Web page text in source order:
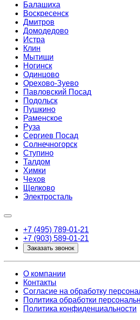
Балашиха
Воскресенск
Дмитров
Домодедово
Истра
Клин
Мытищи
Ногинск
Одинцово
Орехово-Зуево
Павловский Посад
Подольск
Пушкино
Раменское
Руза
Сергиев Посад
Солнечногорск
Ступино
Талдом
Химки
Чехов
Щелково
Электросталь
+7 (495) 789-01-21
+7 (903) 589-01-21
Заказать звонок
О компании
Контакты
Согласие на обработку
Политика обработки
Политика конфиденциальности